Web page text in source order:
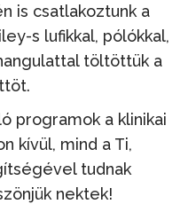
is csatlakoztunk a
s lufikkal, pólókkal,
töltöttük a
programok a klinikai
kívül, mind a Ti,
tudnak
nektek!